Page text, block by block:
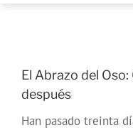
El Abrazo del
después
Han pasado treinta